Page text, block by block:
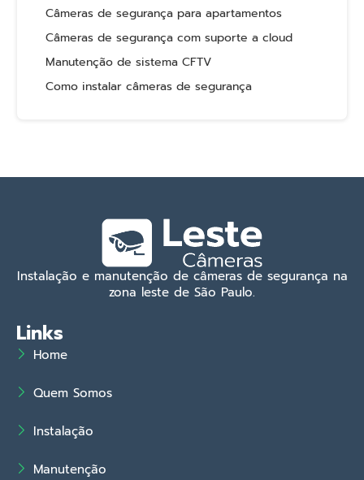
Câmeras de segurança para apartamentos
Câmeras de segurança com suporte a cloud
Manutenção de sistema CFTV
Como instalar câmeras de segurança
Instalação e manutenção de câmeras de segurança na
zona leste de São Paulo.
Links
Home
Quem Somos
Instalação
Manutenção